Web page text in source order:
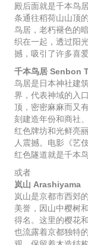
殿后面就是千本鸟
条通往稻荷山山顶
鸟居，老朽褪色的
织在一起，透过阳
撼，吸引了许多喜
千本鸟居 Senbon
鸟居是日本神社建
界，代表神域的入
顶，密密麻麻而又
刻建造年份和商社
红色牌坊和光鲜亮
人震撼。电影《艺
红色隧道就是千本鸟
或者
岚山 Arashiyama
岚山是京都市西郊
美誉，因山中樱树
得名。这里的樱花
也流露着京都独特